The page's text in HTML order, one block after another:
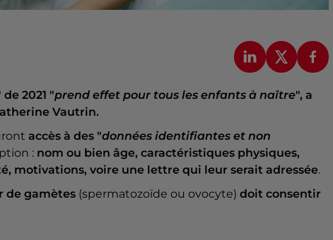
de 2021 "prend effet pour tous les enfants à naître", a
Vautrin.
accès à des "données identifiantes et non
: nom ou bien âge, caractéristiques physiques,
motivations, voire une lettre qui leur serait adressée.
de gamètes (spermatozoïde ou ovocyte) doit consentir